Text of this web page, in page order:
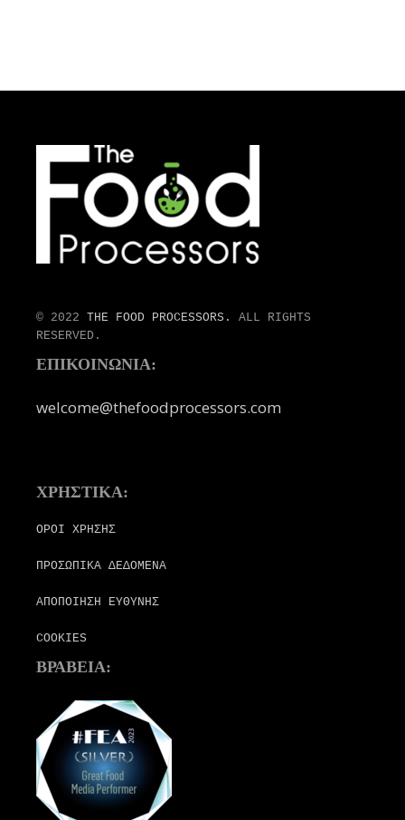
© 2022THE FOOD PROCESSORS.
ALL RIGHTS
RESERVED.
ΕΠΙΚΟΙΝΩΝΙΑ:
welcome@thefoodprocessors.com
ΧΡΗΣΤΙΚΑ:
ΟΡΟΙ ΧΡΗΣΗΣ
ΠΡΟΣΩΠΙΚΑ ΔΕΔΟΜΕΝΑ
ΑΠΟΠΟΙΗΣΗ ΕΥΘΥΝΗΣ
COOKIES
ΒΡΑΒΕΙΑ: